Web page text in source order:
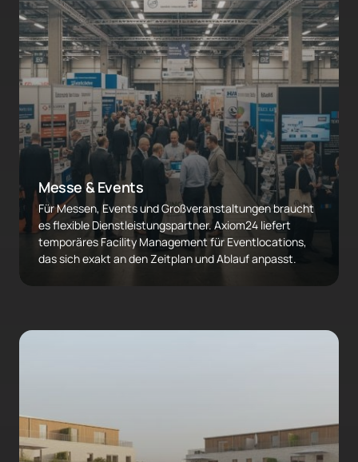
Messe & Events
Für Messen, Events und Großveranstaltungen braucht
es flexible Dienstleistungspartner. Axiom24 liefert
temporäres Facility Management für Eventlocations,
das sich exakt an den Zeitplan und Ablauf anpasst.